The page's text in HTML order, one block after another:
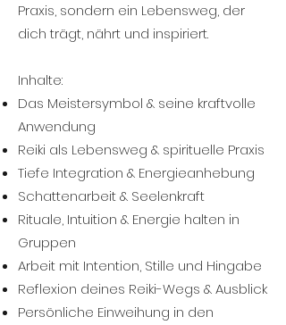
Praxis, sondern ein Lebensweg, der
dich trägt, nährt und inspiriert.
Inhalte:
Das Meistersymbol & seine kraftvolle
Anwendung
Reiki als Lebensweg & spirituelle Praxis
Tiefe Integration & Energieanhebung
Schattenarbeit & Seelenkraft
Rituale, Intuition & Energie halten in
Gruppen
Arbeit mit Intention, Stille und Hingabe
Reflexion deines Reiki-Wegs & Ausblick
Persönliche Einweihung in den